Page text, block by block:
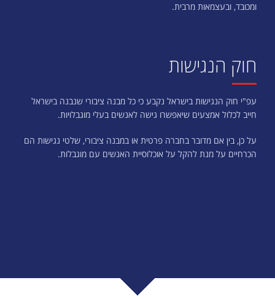
ומכובד, ובעצמאות מרבית.
חוק הנגישות
עפ"י חוק הנגישות בישראל נקבע כי כל מבנה ציבורי שנבנה בישראל
חייב לכלול אמצעים שיאפשרו גישה לאנשים בעלי מוגבלויות.
על כן, בין אם מדובר בחברה פרטית או במבנה ציבורי, שלטי נגישות הם
הכרחיים על מנת להקל על אוכלוסיית האנשים עם מוגבלות.